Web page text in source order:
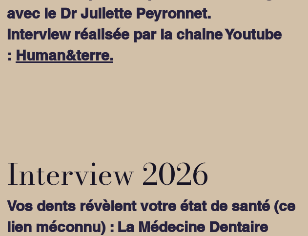
avec le Dr Juliette Peyronnet.
Interview réalisée par la chaine Youtube
: Human&terre.
Interview 2026
Vos dents révèlent votre état de santé (ce
lien méconnu) : La Médecine Dentaire